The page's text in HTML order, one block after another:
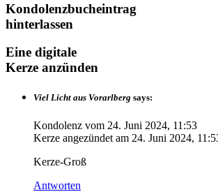
Kondolenzbucheintrag
hinterlassen
Eine digitale
Kerze anzünden
Viel Licht aus Vorarlberg says:
Kondolenz vom 24. Juni 2024, 11:53
Kerze angezündet am 24. Juni 2024,
Kerze-Groß
Antworten